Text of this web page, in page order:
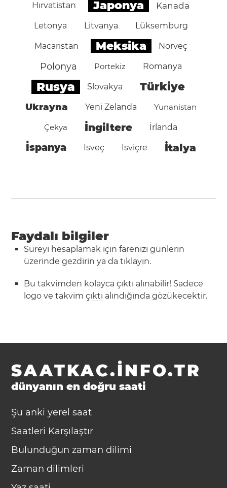
Hırvatistan Japonya Kanada
Letonya Litvanya Lüksemburg
Macaristan Meksika Norveç
Polonya Portekiz Romanya
Rusya Slovakya Türkiye
Ukrayna Yeni Zelanda Yunanistan
Çekya İngiltere İrlanda
İspanya İsveç İsviçre İtalya
Faydalı bilgiler
Süreyi hesaplamak için farenizi günlerin
üzerinde gezdirin ya da tıklayın.
Bu takvimden kolayca çıktı alınabilir! Sadece
logo ve takvimçıktı alındığında gözükecektir.
SAATKAC.INFO.TR
dünyanın en doğru saati
Şu anki yerel saat
Saatleri Karşılaştır
Bulunduğun zaman dilimi
Zaman dilimleri